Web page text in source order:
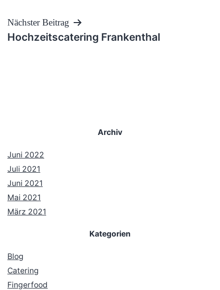
Nächster Beitrag
Hochzeitscatering Frankenthal
Archiv
Juni 2022
Juli 2021
Juni 2021
Mai 2021
März 2021
Kategorien
Blog
Catering
Fingerfood